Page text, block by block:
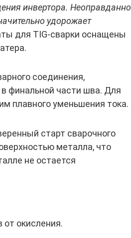
инвертора. Неоправданно
удорожает
для TIG-сварки оснащены
соединения,
финальной части шва. Для
плавного уменьшения тока.
старт сварочного
металла, что
не остается
окисления.